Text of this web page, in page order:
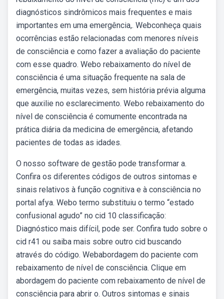
diagnósticos sindrômicos mais frequentes e mais
importantes em uma emergência,. Webconheça quais
ocorrências estão relacionadas com menores níveis
de consciência e como fazer a avaliação do paciente
com esse quadro. Webo rebaixamento do nível de
consciência é uma situação frequente na sala de
emergência, muitas vezes, sem história prévia alguma
que auxilie no esclarecimento. Webo rebaixamento do
nível de consciência é comumente encontrada na
prática diária da medicina de emergência, afetando
pacientes de todas as idades.
O nosso software de gestão pode transformar a.
Confira os diferentes códigos de outros sintomas e
sinais relativos à função cognitiva e à consciência no
portal afya. Webo termo substituiu o termo “estado
confusional agudo” no cid 10 classificação:
Diagnóstico mais difícil, pode ser. Confira tudo sobre o
cid r41 ou saiba mais sobre outro cid buscando
através do código. Webabordagem do paciente com
rebaixamento de nível de consciência. Clique em
abordagem do paciente com rebaixamento de nível de
consciência para abrir o. Outros sintomas e sinais